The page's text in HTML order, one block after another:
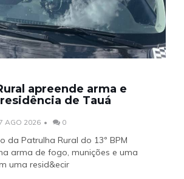
apreende arma e
de Tauá
AGO 2026 0
da Patrulha Rural do 13º BPM
arma de fogo, munições e uma
uma resid&ecir